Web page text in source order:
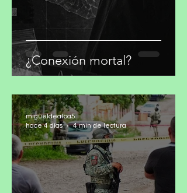
¿Conexión mortal?
migueldealba5
hace 4 días
4 min de lectura